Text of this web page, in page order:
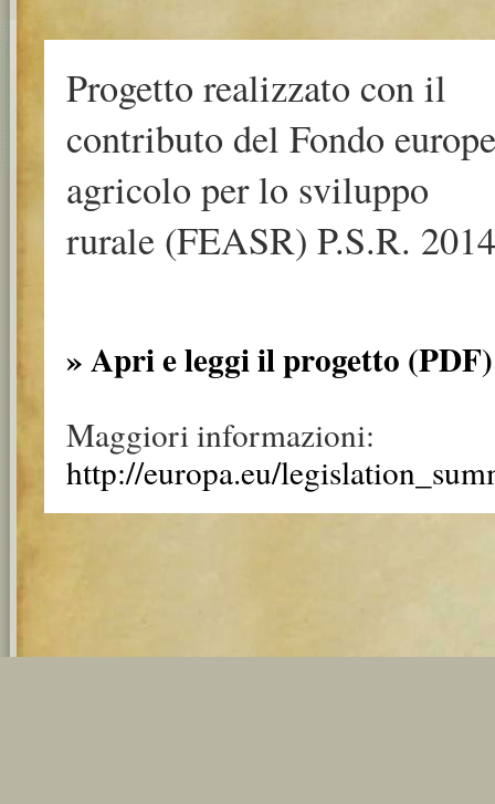
Progetto realizzato con il
contributo del Fondo
agricolo per lo sviluppo
rurale (FEASR) P.S.R.
» Apri e leggi il progetto (PDF)
Maggiori informazioni:
http://europa.eu/